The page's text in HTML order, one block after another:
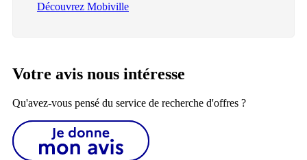
Découvrez Mobiville
Votre avis nous intéresse
Qu'avez-vous pensé du service de recherche d'offres ?